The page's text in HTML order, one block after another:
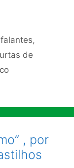
,
de
, por